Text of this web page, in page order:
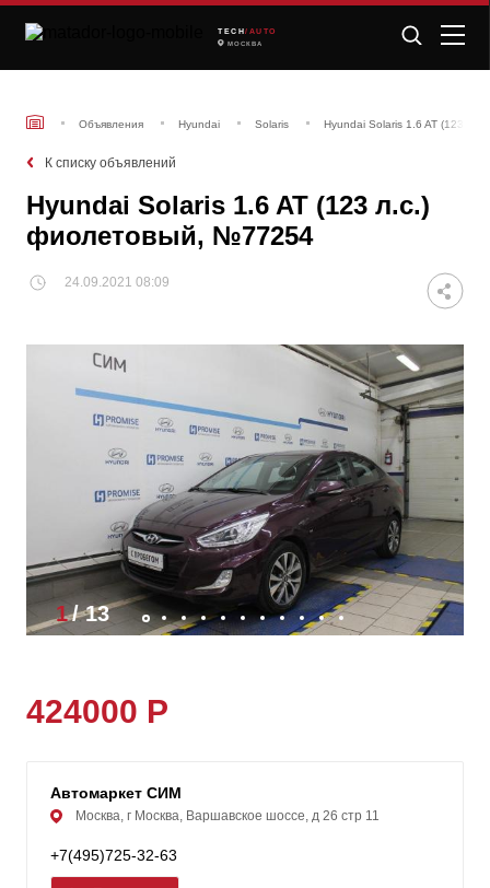
TECH /AUTO
МОСКВА
Объявления Hyundai Solaris Hyundai Solaris 1.6 AT (123
К списку объявлений
Hyundai Solaris 1.6 AT (123 л.с.)
фиолетовый, №77254
24.09.2021 08:09
1/13
424000 Р
Автомаркет СИМ
Москва, г Москва, Варшавское шоссе, д 26 стр 11
+7(495)725-32-63